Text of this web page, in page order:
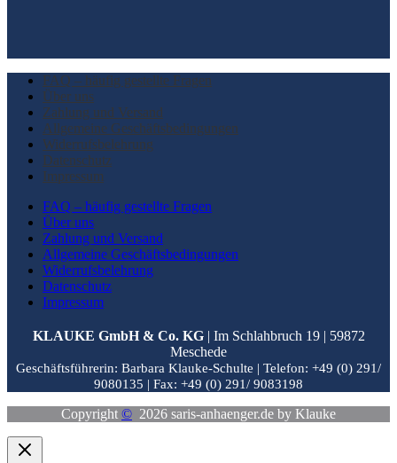
FAQ – häufig gestellte Fragen
Über uns
Zahlung und Versand
Allgemeine Geschäftsbedingungen
Widerrufsbelehrung
Datenschutz
Impressum
FAQ – häufig gestellte Fragen
Über uns
Zahlung und Versand
Allgemeine Geschäftsbedingungen
Widerrufsbelehrung
Datenschutz
Impressum
KLAUKE GmbH & Co. KG| Im Schlahbruch 19 | 59872
Meschede
Geschäftsführerin: Barbara Klauke-Schulte | Telefon: +49 (0) 291/
9080135 | Fax: +49 (0) 291/ 9083198
Copyright © 2026 saris-anhaenger.de by Klauke